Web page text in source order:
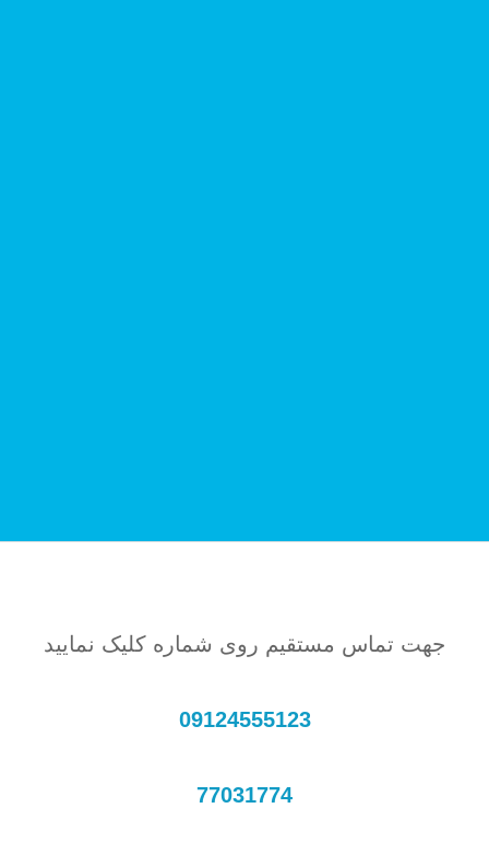
جهت تماس مستقیم روی شماره کلیک نمایید
09124555123
77031774